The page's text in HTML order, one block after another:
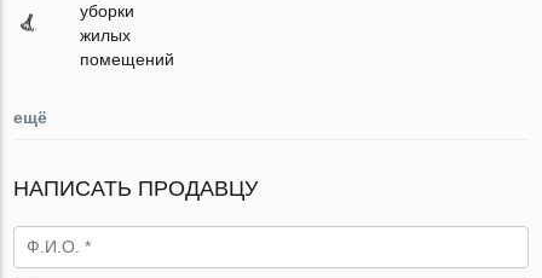
уборки
жилых
помещений
ещё
НАПИСАТЬ ПРОДАВЦУ